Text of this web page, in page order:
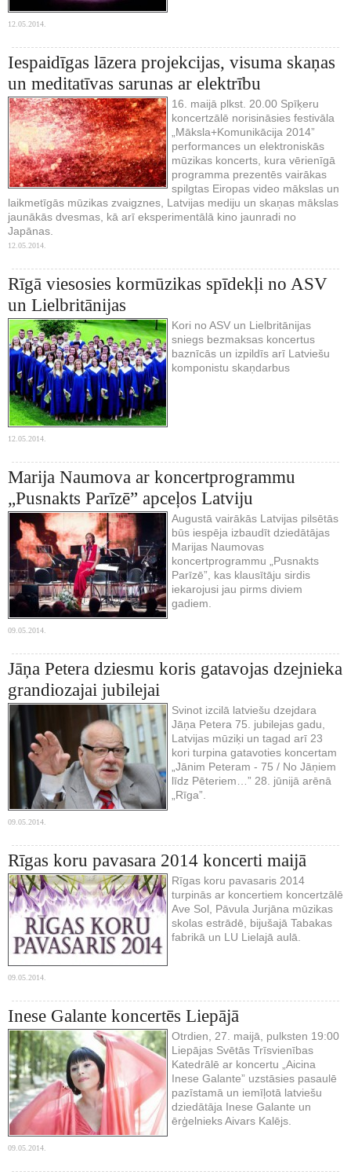
12.05.2014.
Iespaidīgas lāzera projekcijas, visuma skaņas
un meditatīvas sarunas ar elektrību
16. maijā plkst. 20.00 Spīķeru
koncertzālē norisināsies festivāla
„Māksla+Komunikācija 2014”
performances un elektroniskās
mūzikas koncerts, kura vērienīgā
programma prezentēs vairākas
spilgtas Eiropas video mākslas un
laikmetīgās mūzikas zvaigznes, Latvijas mediju un skaņas mākslas
jaunākās dvesmas, kā arī eksperimentālā kino jaunradi no
Japānas.
12.05.2014.
Rīgā viesosies kormūzikas spīdekļi no ASV
un Lielbritānijas
Kori no ASV un Lielbritānijas
sniegs bezmaksas koncertus
baznīcās un izpildīs arī Latviešu
komponistu skaņdarbus
12.05.2014.
Marija Naumova ar koncertprogrammu
„Pusnakts Parīzē” apceļos Latviju
Augustā vairākās Latvijas pilsētās
būs iespēja izbaudīt dziedātājas
Marijas Naumovas
koncertprogrammu „Pusnakts
Parīzē”, kas klausītāju sirdis
iekarojusi jau pirms diviem
gadiem.
09.05.2014.
Jāņa Petera dziesmu koris gatavojas dzejnieka
grandiozajai jubilejai
Svinot izcilā latviešu dzejdara
Jāņa Petera 75. jubilejas gadu,
Latvijas mūziķi un tagad arī 23
kori turpina gatavoties koncertam
„Jānim Peteram - 75 / No Jāņiem
līdz Pēteriem…” 28. jūnijā arēnā
„Rīga”.
09.05.2014.
Rīgas koru pavasara 2014 koncerti maijā
Rīgas koru pavasaris 2014
turpinās ar koncertiem koncertzālē
Ave Sol, Pāvula Jurjāna mūzikas
skolas estrādē, bijušajā Tabakas
fabrikā un LU Lielajā aulā.
09.05.2014.
Inese Galante koncertēs Liepājā
Otrdien, 27. maijā, pulksten 19:00
Liepājas Svētās Trīsvienības
Katedrālē ar koncertu „Aicina
Inese Galante” uzstāsies pasaulē
pazīstamā un iemīļotā latviešu
dziedātāja Inese Galante un
ērģelnieks Aivars Kalējs.
09.05.2014.